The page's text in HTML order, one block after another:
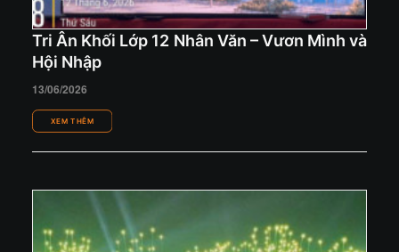
Tri Ân Khối Lớp 12 Nhân Văn – Vươn Mình và
Hội Nhập
13/06/2026